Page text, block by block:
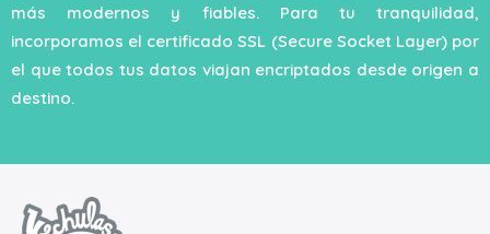
más modernos y fiables. Para tu tranquilidad,
incorporamos el certificado SSL (Secure Socket Layer) por
el que todos tus datos viajan encriptados desde origen a
destino.